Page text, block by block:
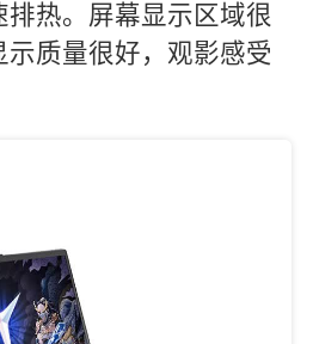
排热。屏幕显示区域很
质量很好，观影感受